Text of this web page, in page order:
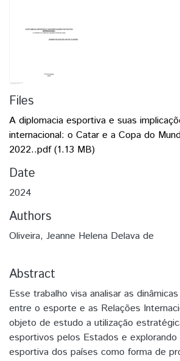
Files
A diplomacia esportiva e suas
internacional: o Catar e a Copa do
2022..pdf(1.13 MB)
Date
2024
Authors
Oliveira, Jeanne Helena Delava de
Abstract
Esse trabalho visa analisar as
entre o esporte e as Relações
objeto de estudo a utilização
esportivos pelos Estados e explorando
esportiva dos países como forma de